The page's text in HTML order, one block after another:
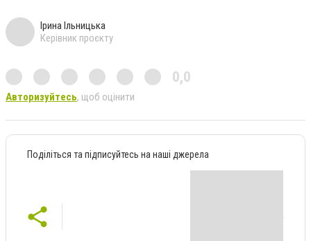
Ірина Ільницька
Керівник проєкту
0,0
Авторизуйтесь, щоб оцінити
Поділіться та підписуйтесь на наші джерела